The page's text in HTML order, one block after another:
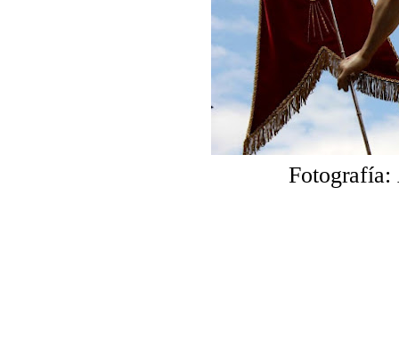
Fotografía: